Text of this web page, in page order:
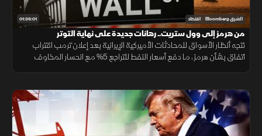
01:39:01 الشرق Bloomberg اقتصاد
من هرمز إلى وول ستريت.. رهانات جديدة على نهاية التوتر
تتجه أنظار الأسواق للمحادثات الأميركية الإيرانية بعد إعلان ترمب اقتراب
اتفاق بشأن هرمز، ما دفع أسعار النفط للتراجع 5% مع انحسار المخاوف